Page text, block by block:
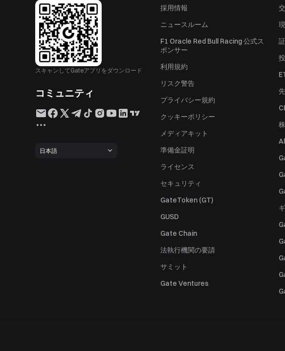
スキャンしてGateアプリをダウンロード
コミュニティ
日本語
採用情報
ニュースルーム
F1 Oracle Red Bull Racing 公式ス
ポンサー
利用規約
リスク警告
プライバシー規約
クッキーポリシー
メディアキット
準備金証明
ライセンス
セキュリティ
GateToken (GT)
GUSD
Gate Chain
法執行機関の要請
サミット
Gate Ventures